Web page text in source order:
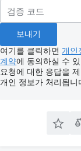
여기를 클릭하면 개인
계약에 동의하실 수 있
요청에 대한 응답을
개인 정보가 처리됩니